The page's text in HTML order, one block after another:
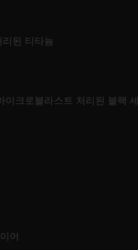
된 티타늄
이크로블라스트 처리된 블랙
어